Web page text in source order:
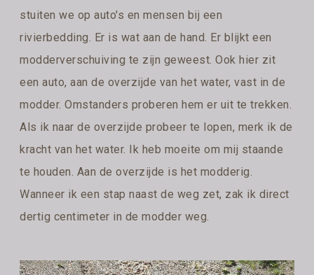
stuiten we op auto's en mensen bij een
rivierbedding. Er is wat aan de hand. Er blijkt een
modderverschuiving te zijn geweest. Ook hier zit
een auto, aan de overzijde van het water, vast in de
modder. Omstanders proberen hem er uit te trekken.
Als ik naar de overzijde probeer te lopen, merk ik de
kracht van het water. Ik heb moeite om mij staande
te houden. Aan de overzijde is het modderig.
Wanneer ik een stap naast de weg zet, zak ik direct
dertig centimeter in de modder weg.